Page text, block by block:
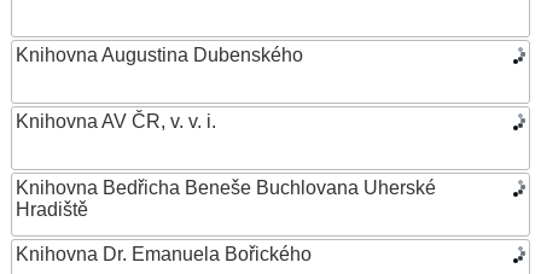
Knihovna Augustina Dubenského
Knihovna AV ČR, v. v. i.
Knihovna Bedřicha Beneše Buchlovana Uherské
Hradiště
Knihovna Dr. Emanuela Bořického